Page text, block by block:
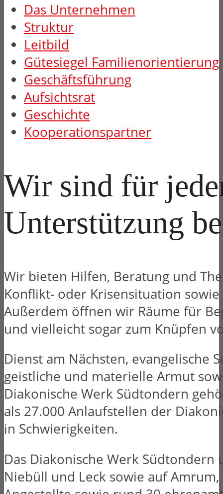
Das Unternehmen
Struktur
Leitbild
Gütesiegel Familienorientierung
Geschäftsführung
Aufsichtsrat
Geschichte
Kooperationspartner
Wir sind für
Unterstützung
Wir bieten Hilfen, Beratung und
Konflikt- oder Krisensituation
Außerdem öffnen wir Räume für
und vielleicht sogar zum Knüpfen
Dienst am Nächsten, evangelische
geistliche und materielle Armut
Diakonische Werk Südtondern
als 27.000 Anlaufstellen der
in Schwierigkeiten.
Das Diakonische Werk
Niebüll und Leck sowie auf